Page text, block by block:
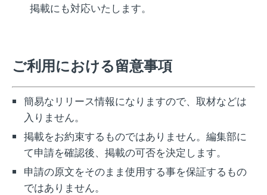
掲載にも対応いたします。
ご利用における留意事項
簡易なリリース情報になりますので、取材などは
入りません。
掲載をお約束するものではありません。編集部に
て申請を確認後、掲載の可否を決定します。
申請の原文をそのまま使用する事を保証するもの
ではありません。